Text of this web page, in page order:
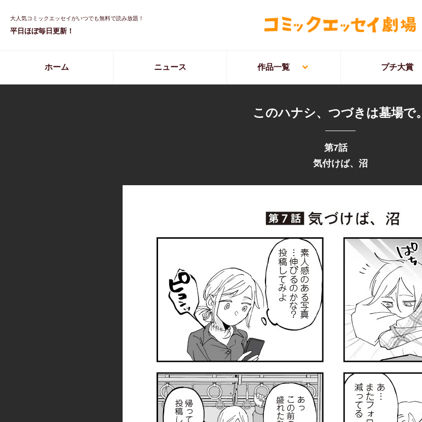
大人気コミックエッセイがいつでも無料で読み放題！
平日ほぼ毎日更新！
ホーム ニュース 作品一覧 プチ大賞
このハナシ、つづきは墓場で。
第7話
気付けば、沼